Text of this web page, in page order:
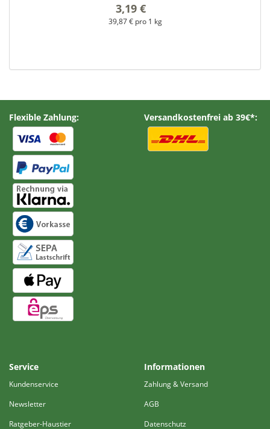
3,19 €
39,87 € pro 1 kg
Flexible Zahlung: Versandkostenfrei ab 39€*:
Service
Kundenservice
Newsletter
Ratgeber-Haustier
Informationen
Zahlung & Versand
AGB
Datenschutz